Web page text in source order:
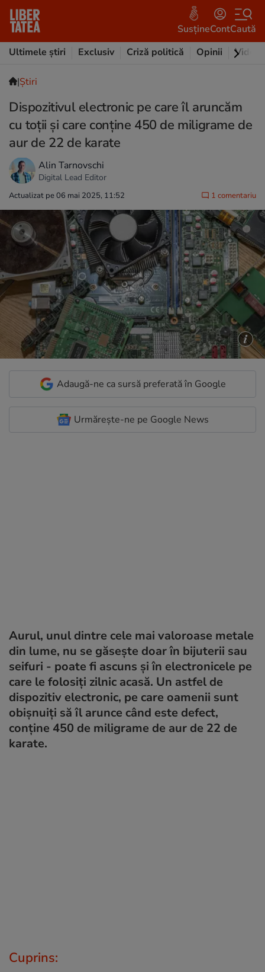
SusțineContCaută
Ultimele știri
Exclusiv Criză politică Opinii Video
|Ştiri
Dispozitivul electronic pe care îl aruncăm
cu toții și care conține 450 de miligrame de
aur de 22 de karate
Alin Tarnovschi
Digital Lead Editor
Actualizat pe 06 mai 2025, 11:52 1 comentariu
Adaugă-ne ca sursă preferată în Google
Urmărește-ne pe Google News
Aurul, unul dintre cele mai valoroase metale
din lume, nu se găsește doar în bijuterii sau
seifuri - poate fi ascuns și în electronicele pe
care le folosiți zilnic acasă. Un astfel de
dispozitiv electronic, pe care oamenii sunt
obișnuiți să îl arunce când este defect,
conține 450 de miligrame de aur de 22 de
karate.
Cuprins: